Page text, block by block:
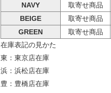
NAVY
取寄せ商品
BEIGE
取寄せ商品
GREEN
取寄せ商品
在庫表記の見かた
東：東京店在庫
浜：浜松店在庫
豊：豊橋店在庫